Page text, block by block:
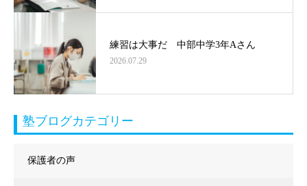
練習は大事だ 中部中学3年Aさん
2026.07.29
塾ブログカテゴリー
保護者の声